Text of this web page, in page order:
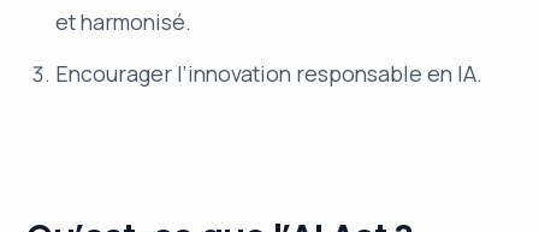
et harmonisé.
Encourager l’innovation responsable en IA.